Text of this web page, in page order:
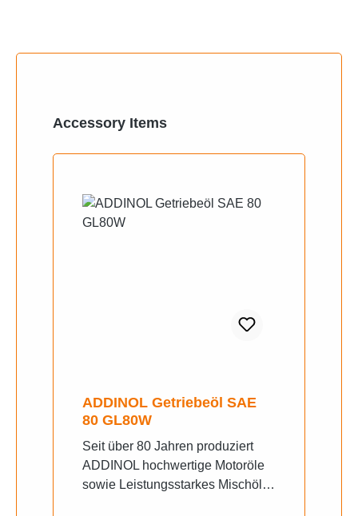
Produktgalerie überspringen
Accessory Items
ADDINOL Getriebeöl SAE
80 GL80W
Seit über 80 Jahren produziert
ADDINOL hochwertige Motoröle
sowie Leistungsstarkes Mischöl